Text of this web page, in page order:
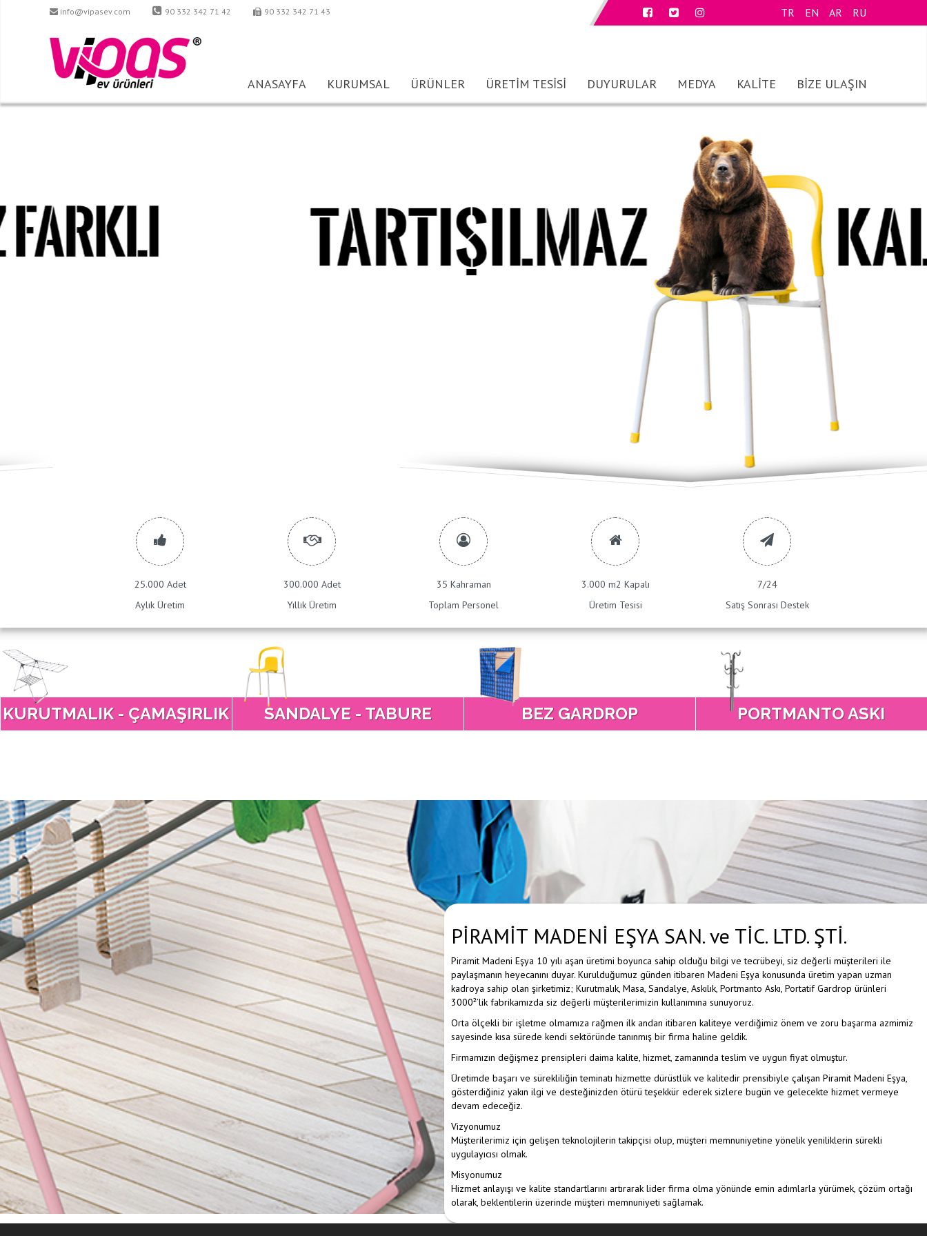
info@vipasev.com 90 332 342 71 42 90 332 342 71 43 TR EN AR RU
ANASAYFA KURUMSAL ÜRÜNLER ÜRETİM TESİSİ DUYURULAR MEDYA KALİTE BİZE ULAŞIN
25.000 Adet
Aylık Üretim
300.000 Adet
Yıllık Üretim
35 Kahraman
Toplam Personel
3.000 m2 Kapalı
Üretim Tesisi
7/24
Satış Sonrası Destek
KURUTMALIK - ÇAMAŞIRLIK SANDALYE - TABURE BEZ GARDROP PORTMANTO ASKI
PİRAMİT MADENİ EŞYA SAN. ve TİC. LTD. ŞTİ.
Piramit Madeni Eşya 10 yılı aşan üretimi boyunca sahip olduğu bilgi ve tecrübeyi, siz değerli müşterileri ile
paylaşmanın heyecanını duyar. Kurulduğumuz günden itibaren Madeni Eşya konusunda üretim yapan uzman
kadroya sahip olan şirketimiz; Kurutmalık, Masa, Sandalye, Askılık, Portmanto Askı, Portatif Gardrop ürünleri
3000²’lik fabrikamızda siz değerli müşterilerimizin kullanımına sunuyoruz.
Orta ölçekli bir işletme olmamıza rağmen ilk andan itibaren kaliteye verdiğimiz önem ve zoru başarma azmimiz
sayesinde kısa sürede kendi sektöründe tanınmış bir firma haline geldik.
Firmamızın değişmez prensipleri daima kalite, hizmet, zamanında teslim ve uygun fiyat olmuştur.
Üretimde başarı ve sürekliliğin teminatı hizmette dürüstlük ve kalitedir prensibiyle çalışan Piramit Madeni Eşya,
gösterdiğiniz yakın ilgi ve desteğinizden ötürü teşekkür ederek sizlere bugün ve gelecekte hizmet vermeye
devam edeceğiz.
Vizyonumuz
Müşterilerimiz için gelişen teknolojilerin takipçisi olup, müşteri memnuniyetine yönelik yeniliklerin sürekli
uygulayıcısı olmak.
Misyonumuz
Hizmet anlayışı ve kalite standartlarını artırarak lider firma olma yönünde emin adımlarla yürümek, çözüm ortağı
olarak, beklentilerin üzerinde müşteri memnuniyeti sağlamak.